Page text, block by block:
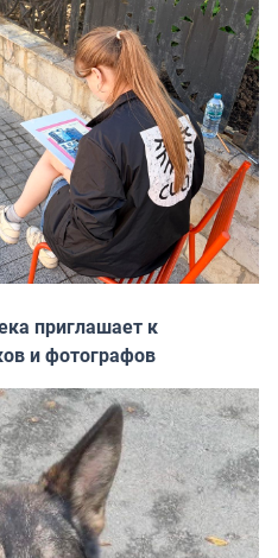
приглашает к
и фотографов